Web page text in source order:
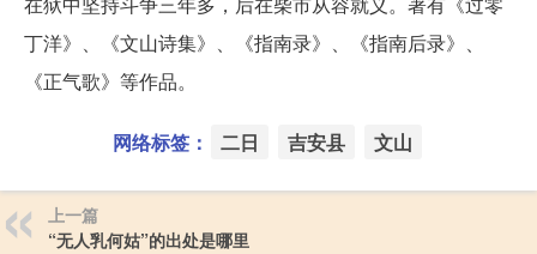
丁洋》、《文山诗集》、《指南录》、《指南后录》、
《正气歌》等作品。
网络标签： 二日 吉安县 文山
上一篇
“无人乳何姑”的出处是哪里